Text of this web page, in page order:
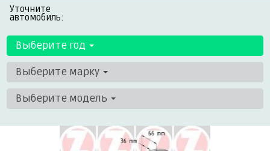
Уточните
автомобиль:
Выберите год
Выберите марку
Выберите модель